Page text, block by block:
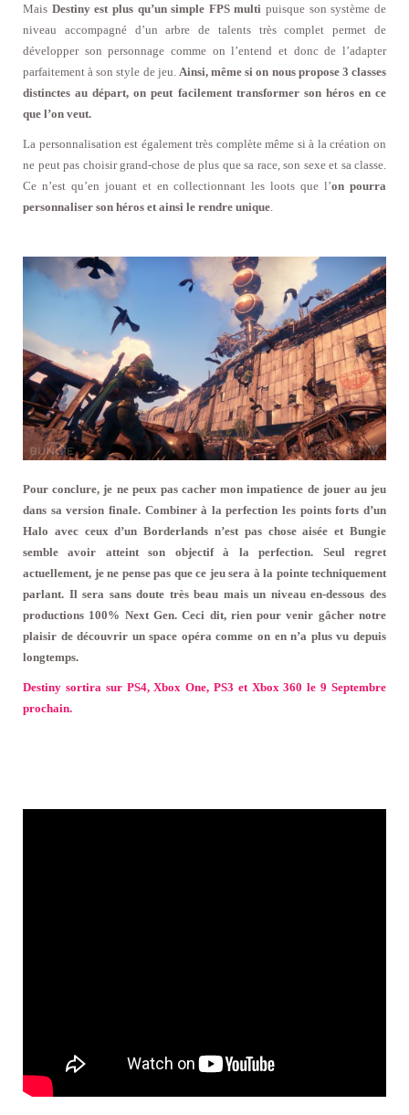
Mais Destiny est plus qu’un simple FPS multi puisque son système de
niveau accompagné d’un arbre de talents très complet permet de
développer son personnage comme on l’entend et donc de l’adapter
parfaitement à son style de jeu. Ainsi, même si on nous propose 3 classes
distinctes au départ, on peut facilement transformer son héros en ce
que l’on veut.
La personnalisation est également très complète même si à la création on
ne peut pas choisir grand-chose de plus que sa race, son sexe et sa classe.
Ce n’est qu’en jouant et en collectionnant les loots que l’on pourra
personnaliser son héros et ainsi le rendre unique
Pour conclure, je ne peux pas cacher mon impatience de jouer au jeu
dans sa version finale. Combiner à la perfection les points forts d’un
Halo avec ceux d’un Borderlands n’est pas chose aisée et Bungie
semble avoir atteint son objectif à la perfection. Seul regret
actuellement, je ne pense pas que ce jeu sera à la pointe techniquement
parlant. Il sera sans doute très beau mais un niveau en-dessous des
productions 100% Next Gen. Ceci dit, rien pour venir gâcher notre
plaisir de découvrir un space opéra comme on en n’a plus vu depuis
longtemps.
Destiny sortira sur PS4, Xbox One, PS3 et Xbox 360 le 9 Septembre
prochain.